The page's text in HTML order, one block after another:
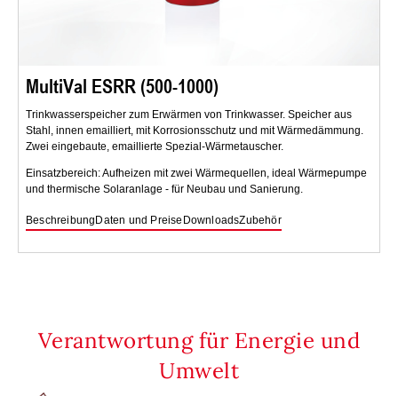
MultiVal ESRR (500-1000)
Trinkwasserspeicher zum Erwärmen von Trinkwasser. Speicher aus
Stahl, innen emailliert, mit Korrosionsschutz und mit Wärmedämmung.
Zwei eingebaute, emaillierte Spezial-Wärmetauscher.
Einsatzbereich: Aufheizen mit zwei Wärmequellen, ideal Wärmepumpe
und thermische Solaranlage - für Neubau und Sanierung.
BeschreibungDaten und Preise DownloadsZubehör
Verantwortung für Energie und
Umwelt